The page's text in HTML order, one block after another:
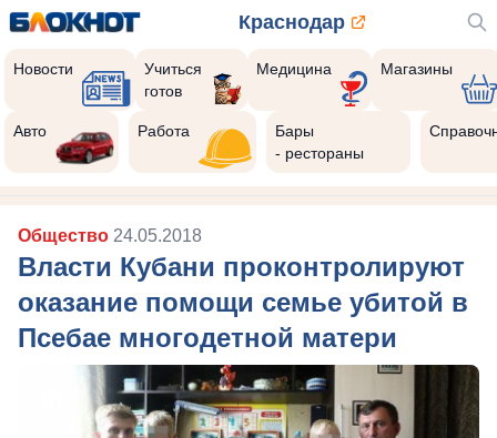
Краснодар
Новости
Учиться
готов
Медицина Магазины
Авто Работа
Бары
- рестораны
Общество 24.05.2018
Власти Кубани проконтролируют
оказание помощи семье убитой в
Псебае многодетной матери